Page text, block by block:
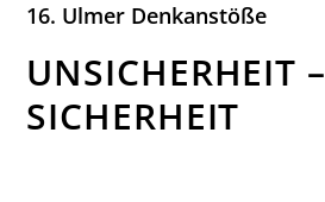
16. Ulmer Denkanstöße
UNSICHERHEIT –
SICHERHEIT